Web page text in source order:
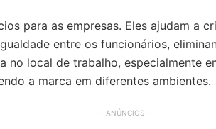
para as empresas. Eles ajudam a
entre os funcionários,
no local de trabalho, especialmente
a marca em diferentes ambientes.
— ANÚNCIOS —